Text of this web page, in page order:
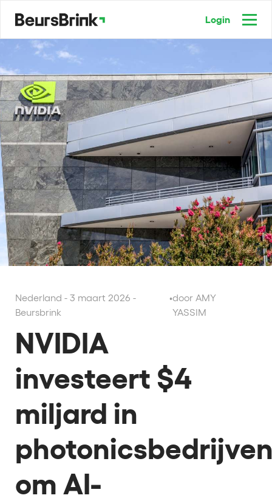
Login
Nederland - 3 maart 2026 -
Beursbrink
•door AMY
YASSIM
NVIDIA
investeert $4
miljard in
om AI-